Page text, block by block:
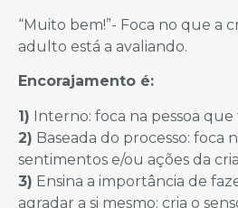
“Muito bem!”- Foca no que a
adulto está a avaliando.
Encorajamento é:
1) Interno: foca na pessoa que
2) Baseada do processo: foca
sentimentos e/ou ações da
3) Ensina a importância de
agradar a si mesmo: cria o